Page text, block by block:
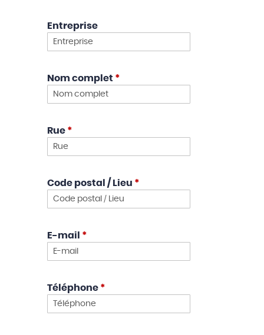
Entreprise
Nom complet *
Rue *
Code postal / Lieu *
E-mail *
Téléphone *